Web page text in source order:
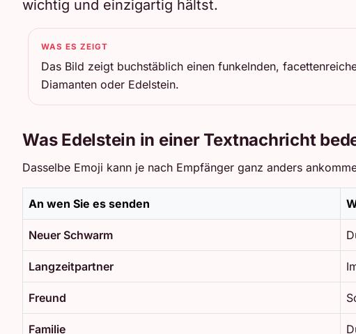
wichtig und einzigartig hältst.
WAS ES ZEIGT
Das Bild zeigt buchstäblich einen funkelnden,
Diamanten oder Edelstein.
Was Edelstein in einer Textnachricht
Dasselbe Emoji kann je nach Empfänger ganz anders
An wen Sie es senden
Neuer Schwarm
Langzeitpartner
Freund
Familie